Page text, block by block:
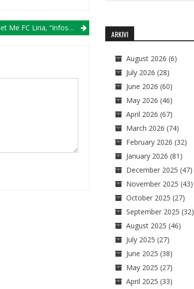
Ju Sjellë Edhe Detajet E Marrëveshjes!
ARKIVI
August 2026 (6)
July 2026 (28)
June 2026 (60)
May 2026 (46)
April 2026 (67)
March 2026 (74)
February 2026 (32)
January 2026 (81)
December 2025 (47)
November 2025 (43)
October 2025 (27)
September 2025 (32)
August 2025 (46)
July 2025 (27)
June 2025 (38)
May 2025 (27)
April 2025 (33)